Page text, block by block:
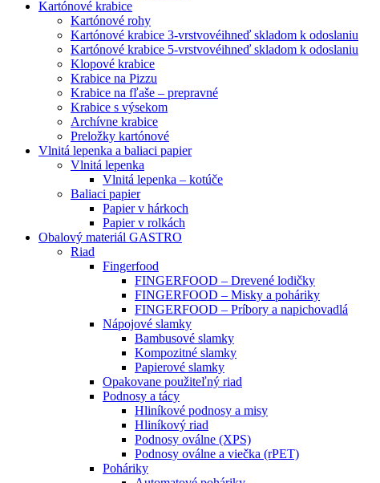
Kartónové krabice
Kartónové rohy
Kartónové krabice 3-vrstvovéihneď skladom k odoslaniu
Kartónové krabice 5-vrstvovéihneď skladom k odoslaniu
Klopové krabice
Krabice na Pizzu
Krabice na fľaše – prepravné
Krabice s výsekom
Archívne krabice
Preložky kartónové
Vlnitá lepenka a baliaci papier
Vlnitá lepenka
Vlnitá lepenka – kotúče
Baliaci papier
Papier v hárkoch
Papier v rolkách
Obalový materiál GASTRO
Riad
Fingerfood
FINGERFOOD – Drevené lodičky
FINGERFOOD – Misky a poháriky
FINGERFOOD – Príbory a napichovadlá
Nápojové slamky
Bambusové slamky
Kompozitné slamky
Papierové slamky
Opakovane použiteľný riad
Podnosy a tácy
Hliníkové podnosy a misy
Hliníkový riad
Podnosy oválne (XPS)
Podnosy oválne a viečka (rPET)
Poháriky